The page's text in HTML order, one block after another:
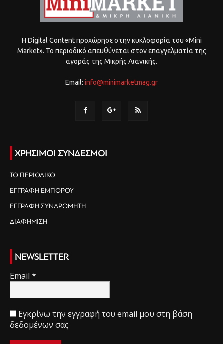
Η Digital Content προχώρησε στην κυκλοφορία του «Mini
Market». Το περιοδικό απευθύνεται στον επαγγελματία της
αγοράς της Μικρής Λιανικής.
Email: info@minimarketmag.gr
ΧΡΗΣΙΜΟΙ ΣΥΝΔΕΣΜΟΙ
ΤΟ ΠΕΡΙΟΔΙΚΟ
ΕΓΓΡΑΦΗ ΕΜΠΟΡΟΥ
ΕΓΓΡΑΦΗ ΣΥΝΔΡΟΜΗΤΗ
ΔΙΑΦΗΜΙΣΗ
NEWSLETTER
Email *
Εγκρίνω την εγγραφή του email μου στη βάση
δεδομένων σας